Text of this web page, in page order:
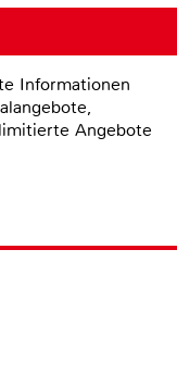
Informationen
Angebote